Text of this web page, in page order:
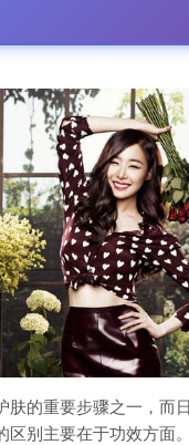
肤的重要步骤之一，而
区别主要在于功效方面